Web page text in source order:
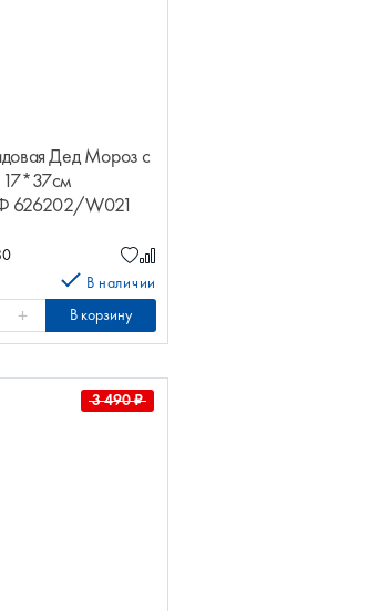
Дед Мороз с
626202/W021
В наличии
+ В корзину
3 490₽